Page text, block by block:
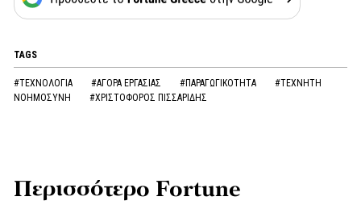
TAGS
#ΤΕΧΝΟΛΟΓΙΑ #ΑΓΟΡΑ ΕΡΓΑΣΙΑΣ #ΠΑΡΑΓΩΓΙΚΟΤΗΤΑ
#ΤΕΧΝΗΤΗ
ΝΟΗΜΟΣΥΝΗ
#ΧΡΙΣΤΟΦΟΡΟΣ ΠΙΣΣΑΡΙΔΗΣ
Περισσότερο Fortune